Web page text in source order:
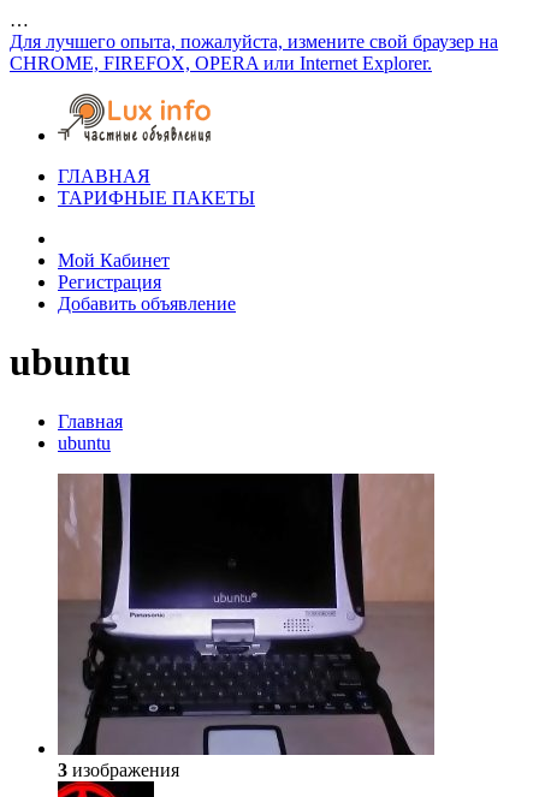
…
Для лучшего опыта, пожалуйста, измените свой браузер на
CHROME, FIREFOX, OPERA или Internet Explorer.
ГЛАВНАЯ
ТАРИФНЫЕ ПАКЕТЫ
Мой Кабинет
Регистрация
Добавить объявление
ubuntu
Главная
ubuntu
3 изображения